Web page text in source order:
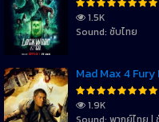
1.5K
Sound: ซับไทย
Mad Max 4
1.9K